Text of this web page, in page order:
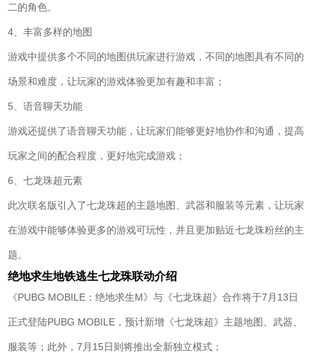
二的角色。
4、丰富多样的地图
游戏中提供多个不同的地图供玩家进行游戏，不同的地图具有不同的
场景和难度，让玩家的游戏体验更加有趣和丰富；
5、语音聊天功能
游戏还提供了语音聊天功能，让玩家们能够更好地协作和沟通，提高
玩家之间的配合程度，更好地完成游戏；
6、七龙珠超元素
此次联名版引入了七龙珠超的主题地图、武器和服装等元素，让玩家
在游戏中能够体验更多的游戏可玩性，并且更加贴近七龙珠粉丝的主
题。
绝地求生地铁逃生七龙珠联动介绍
《PUBG MOBILE：绝地求生M》与《七龙珠超》合作将于7月13日
正式登陆PUBG MOBILE，预计新增《七龙珠超》主题地图、武器、
服装等；此外，7月15日则将推出全新独立模式；